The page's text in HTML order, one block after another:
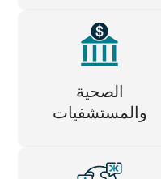
الصحية
والمستشفيات